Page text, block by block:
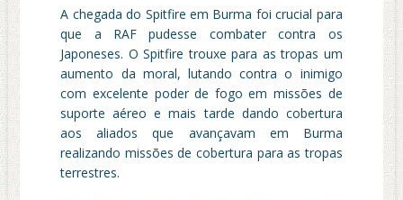
A chegada do Spitfire em Burma foi crucial para
que a RAF pudesse combater contra os
Japoneses. O Spitfire trouxe para as tropas um
aumento da moral, lutando contra o inimigo
com excelente poder de fogo em missões de
suporte aéreo e mais tarde dando cobertura
aos aliados que avançavam em Burma
realizando missões de cobertura para as tropas
terrestres.